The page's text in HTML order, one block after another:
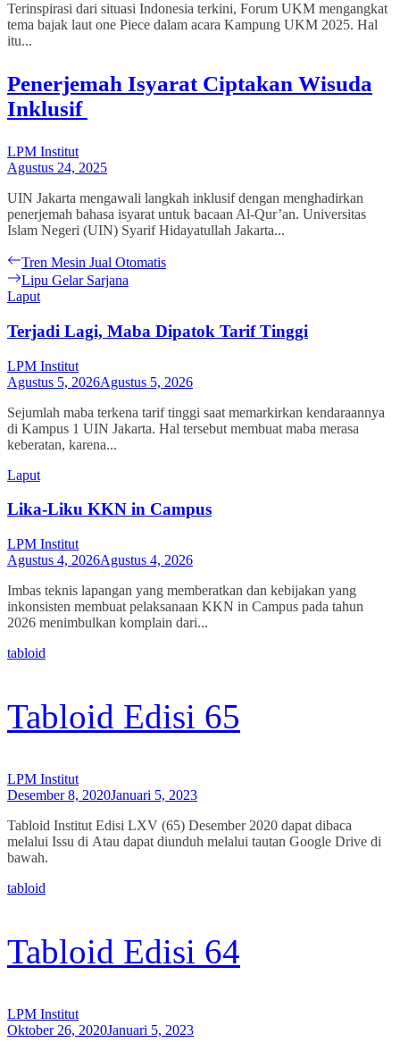
Terinspirasi dari situasi Indonesia terkini, Forum UKM mengangkat
tema bajak laut one Piece dalam acara Kampung UKM 2025. Hal
itu...
Penerjemah Isyarat Ciptakan Wisuda
Inklusif
LPM Institut
Agustus 24, 2025
UIN Jakarta mengawali langkah inklusif dengan menghadirkan
penerjemah bahasa isyarat untuk bacaan Al-Qur’an. Universitas
Islam Negeri (UIN) Syarif Hidayatullah Jakarta...
Navigasi
pos
Previous
post:
Tren Mesin Jual Otomatis
Next
post:
Lipu Gelar Sarjana
Laput
Terjadi Lagi, Maba Dipatok Tarif Tinggi
LPM Institut
Agustus 5, 2026Agustus 5, 2026
Sejumlah maba terkena tarif tinggi saat memarkirkan kendaraannya
di Kampus 1 UIN Jakarta. Hal tersebut membuat maba merasa
keberatan, karena...
Laput
Lika-Liku KKN in Campus
LPM Institut
Agustus 4, 2026Agustus 4, 2026
Imbas teknis lapangan yang memberatkan dan kebijakan yang
inkonsisten membuat pelaksanaan KKN in Campus pada tahun
2026 menimbulkan komplain dari...
tabloid
Tabloid Edisi 65
LPM Institut
Desember 8, 2020Januari 5, 2023
Tabloid Institut Edisi LXV (65) Desember 2020 dapat dibaca
melalui Issu di Atau dapat diunduh melalui tautan Google Drive di
bawah.
tabloid
Tabloid Edisi 64
LPM Institut
Oktober 26, 2020Januari 5, 2023